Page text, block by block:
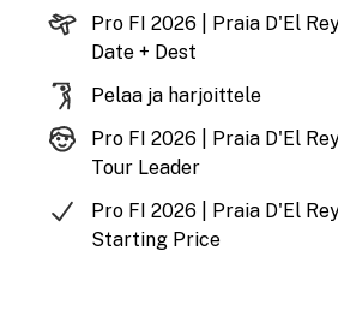
Pro FI 2026 | Praia D'El
Date + Dest
Pelaa ja harjoittele
Pro FI 2026 | Praia D'El
Tour Leader
Pro FI 2026 | Praia D'El
Starting Price